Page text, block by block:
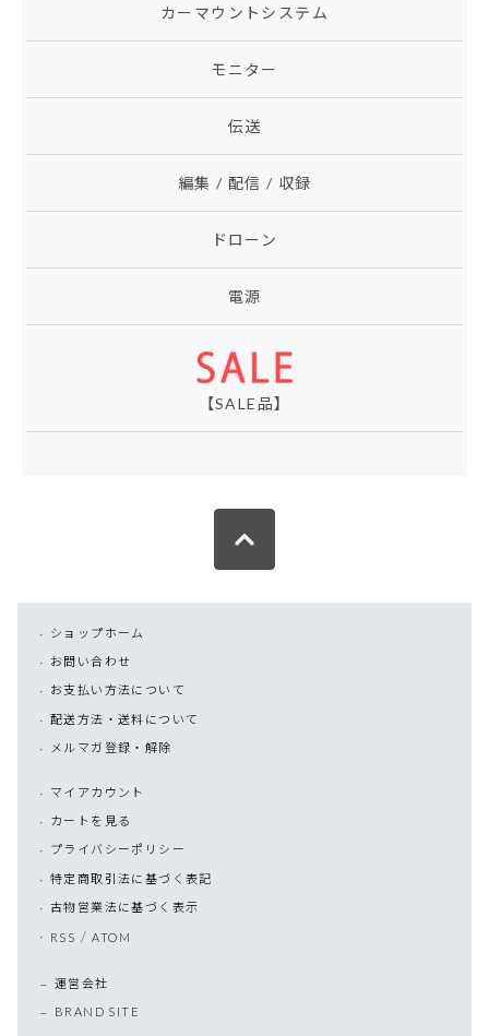
カーマウントシステム
モニター
伝送
編集 / 配信 / 収録
ドローン
電源
【SALE品】
ショップホーム
お問い合わせ
お支払い方法について
配送方法・送料について
メルマガ登録・解除
マイアカウント
カートを見る
プライバシーポリシー
特定商取引法に基づく表記
古物営業法に基づく表示
RSS /ATOM
運営会社
BRAND SITE